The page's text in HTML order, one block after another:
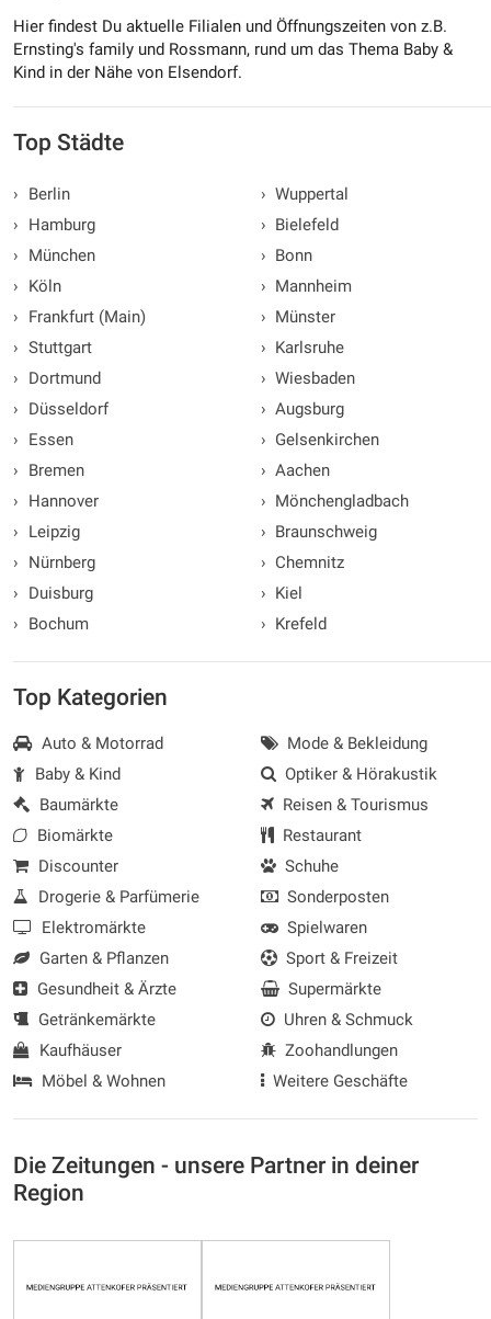
Hier findest Du aktuelle Filialen und Öffnungszeiten von z.B.
Ernsting's family und Rossmann, rund um das Thema Baby &
Kind in der Nähe von Elsendorf.
Top Städte
›
Berlin
›
Hamburg
›
München
›
Köln
›
Frankfurt (Main)
› Stuttgart
›
Dortmund
›
Düsseldorf
›
Essen
›
Bremen
›
Hannover
›
Leipzig
›
Nürnberg
›
Duisburg
›
Bochum
› Wuppertal
› Bielefeld
› Bonn
› Mannheim
› Münster
› Karlsruhe
› Wiesbaden
› Augsburg
› Gelsenkirchen
› Aachen
› Mönchengladbach
› Braunschweig
› Chemnitz
› Kiel
› Krefeld
Top Kategorien
Auto & Motorrad
Baby & Kind
Baumärkte
Biomärkte
Discounter
Drogerie & Parfümerie
Elektromärkte
Garten & Pflanzen
Gesundheit & Ärzte
Getränkemärkte
Kaufhäuser
Möbel & Wohnen
Mode & Bekleidung
Optiker & Hörakustik
Reisen & Tourismus
Restaurant
Schuhe
Sonderposten
Spielwaren
Sport & Freizeit
Supermärkte
Uhren & Schmuck
Zoohandlungen
Weitere Geschäfte
Die Zeitungen - unsere Partner in deiner
Region